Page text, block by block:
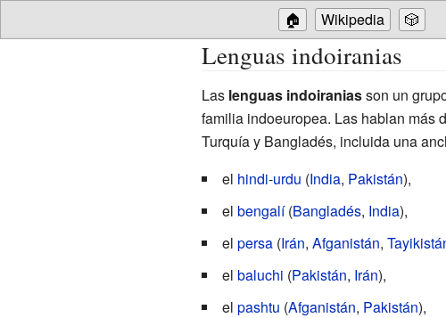
🏠 Wikipedia 🎲
Lenguas indoiranias
Las lenguas indoiraniasson un
familia indoeuropea. Las hablan más
Turquía y Bangladés, incluida una
el hindi-urdu (India, Pakistán),
el bengalí(Bangladés, India),
el persa(Irán, Afganistán,
el baluchi (Pakistán, Irán),
el pashtu (Afganistán, Pakistán),